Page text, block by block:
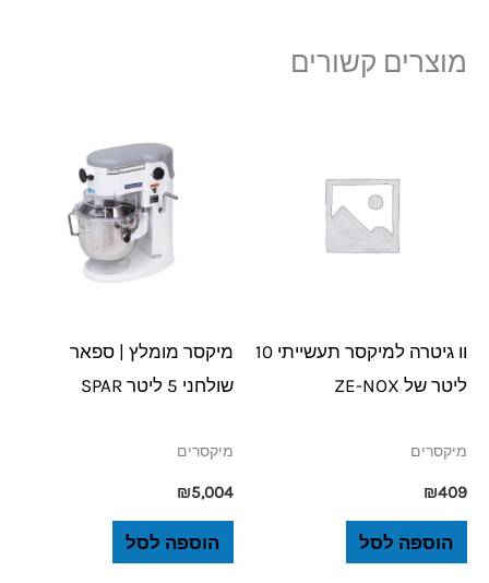
מוצרים קשורים
וו גיטרה למיקסר תעשייתי 10
ליטר של ZE-NOX
מיקסרים
₪409
הוספה לסל
מיקסר מומלץ | ספאר
שולחני 5 ליטר SPAR
מיקסרים
₪5,004
הוספה לסל